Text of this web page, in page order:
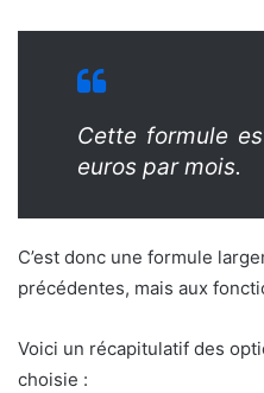
Cette formule
euros par mois.
C’est donc une formule
précédentes, mais aux
Voici un récapitulatif des
choisie :